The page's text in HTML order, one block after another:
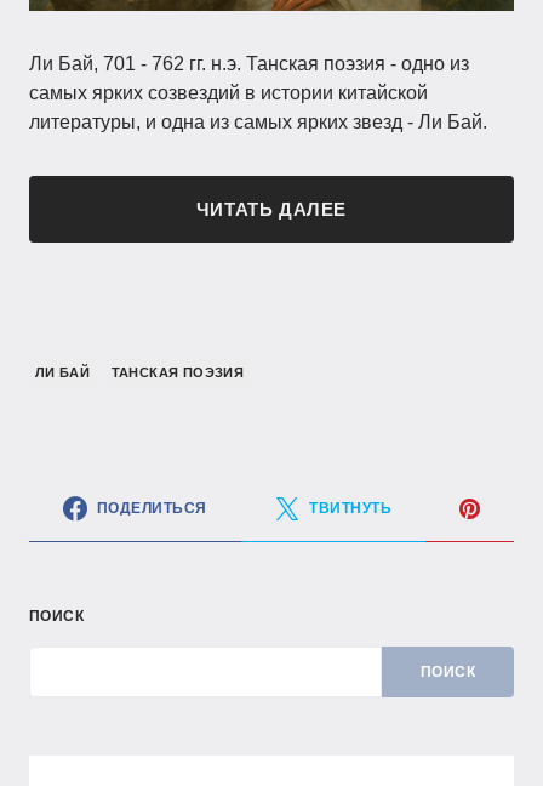
Ли Бай, 701 - 762 гг. н.э. Танская поэзия - одно из
самых ярких созвездий в истории китайской
литературы, и одна из самых ярких звезд - Ли Бай.
ЧИТАТЬ ДАЛЕЕ
ЛИ БАЙ ТАНСКАЯ ПОЭЗИЯ
ПОДЕЛИТЬСЯ ТВИТНУТЬ
ПОИСК
ПОИСК